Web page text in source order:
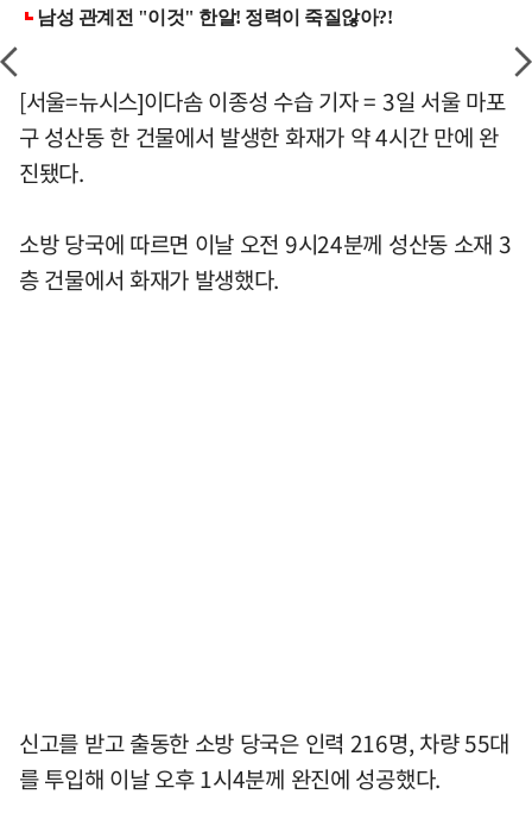
[서울=뉴시스]이다솜 이종성 수습 기자 = 3일 서울 마포
구 성산동 한 건물에서 발생한 화재가 약 4시간 만에 완
진됐다.
소방 당국에 따르면 이날 오전 9시24분께 성산동 소재 3
층 건물에서 화재가 발생했다.
신고를 받고 출동한 소방 당국은 인력 216명, 차량 55대
를 투입해 이날 오후 1시4분께 완진에 성공했다.